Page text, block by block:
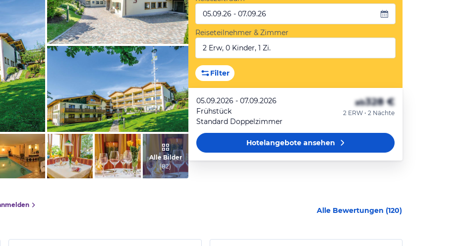
vom Hotelier, Februar 2014
vom Hotelier, Februar 2014
Alle Bilder
(82)
05.09.26 - 07.09.26
Reiseteilnehmer & Zimmer
2 Erw, 0 Kinder, 1 Zi.
Filter
05.09.2026 - 07.09.2026
Frühstück
Standard Doppelzimmer
ab328 €
2 ERW • 2 Nächte
Hotelangeboteansehen
Alle Bewertungen (120)